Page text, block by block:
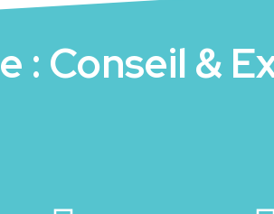
: Conseil &